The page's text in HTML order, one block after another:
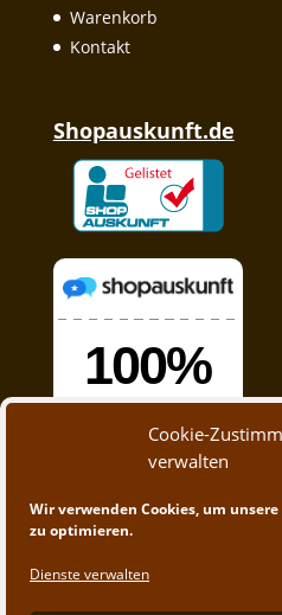
Cookie-
verwalten
Wir verwenden Cookies, um
zu optimieren.
Dienste verwalten
Warenkorb
Kontakt
Shopauskunft.de